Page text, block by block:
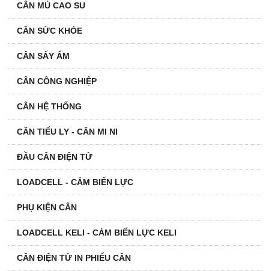
CÂN MỦ CAO SU
CÂN SỨC KHỎE
CÂN SẤY ẨM
CÂN CÔNG NGHIỆP
CÂN HỆ THỐNG
CÂN TIỂU LY - CÂN MI NI
ĐẦU CÂN ĐIỆN TỬ
LOADCELL - CẢM BIẾN LỰC
PHỤ KIỆN CÂN
LOADCELL KELI - CẢM BIẾN LỰC KELI
CÂN ĐIỆN TỬ IN PHIẾU CÂN